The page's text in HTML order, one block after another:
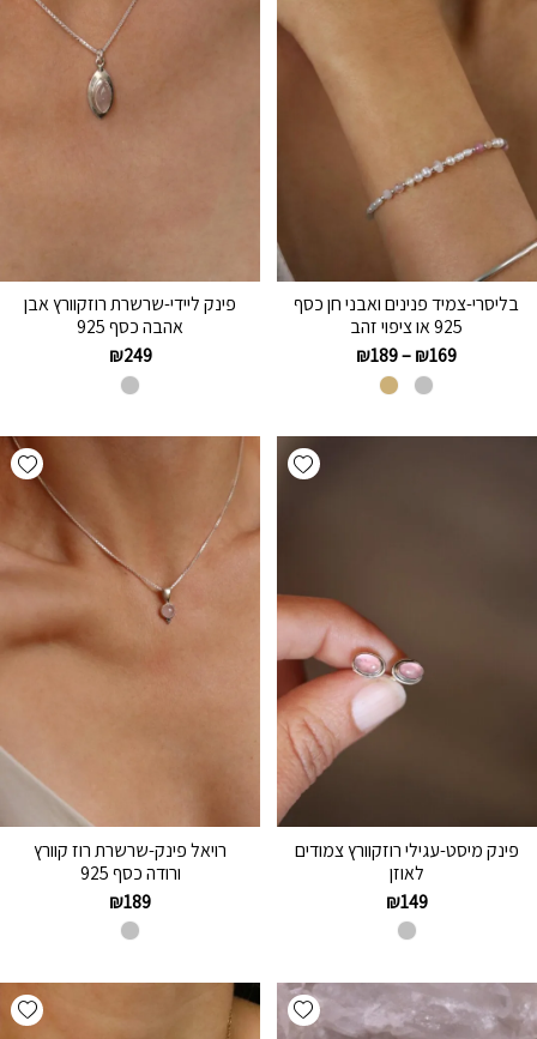
בליסרי-צמיד פנינים ואבני חן כסף
925 או ציפוי זהב
₪169
–
₪189
פינק ליידי-שרשרת רוזקוורץ אבן
אהבה כסף 925
₪249
Add wishlist
פינק מיסט-עגילי רוזקוורץ צמודים
לאוזן
₪149
רויאל פינק-שרשרת רוז קוורץ
ורודה כסף 925
₪189
Add wishlist